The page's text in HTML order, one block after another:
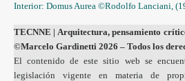
Interior: Domus Aurea ©Rodolfo Lanciani,
TECNNE | Arquitectura, pensamiento
©Marcelo Gardinetti 2026 – Todos los
El contenido de este sitio web se
legislación vigente en materia de